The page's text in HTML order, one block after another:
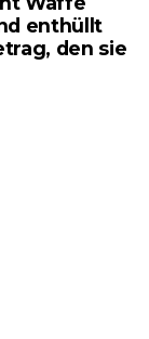
enthüllt
den sie